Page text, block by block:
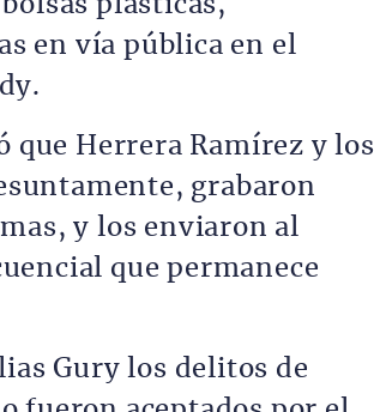
plásticas,
en vía pública en el
que Herrera Ramírez y los
grabaron
y los enviaron al
que permanece
Gury los delitos de